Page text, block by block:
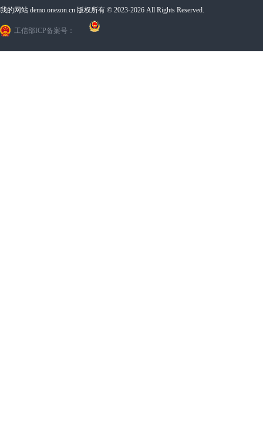
我的网站 demo.onezon.cn 版权所有 © 2023-2026 All Rights Reserved.
工信部ICP备案号：